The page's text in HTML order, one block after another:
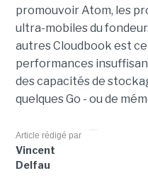
promouvoir Atom, les
ultra-mobiles du
autres Cloudbook est
performances
des capacités de
quelques Go - ou de
Article rédigé par
Vincent
Delfau